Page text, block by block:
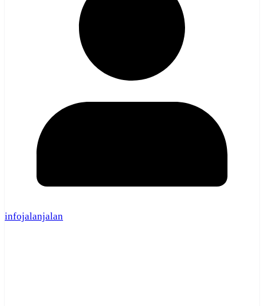
infojalanjalan